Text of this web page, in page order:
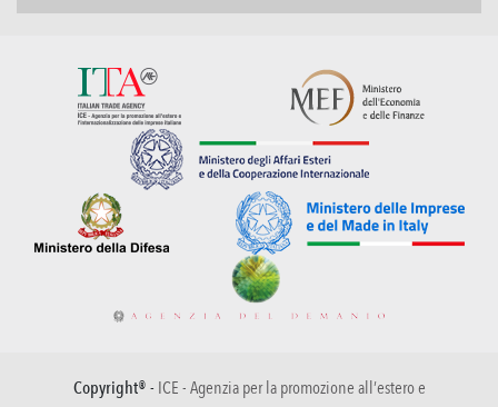
Copyright® - ICE - Agenzia per la promozione all’estero e